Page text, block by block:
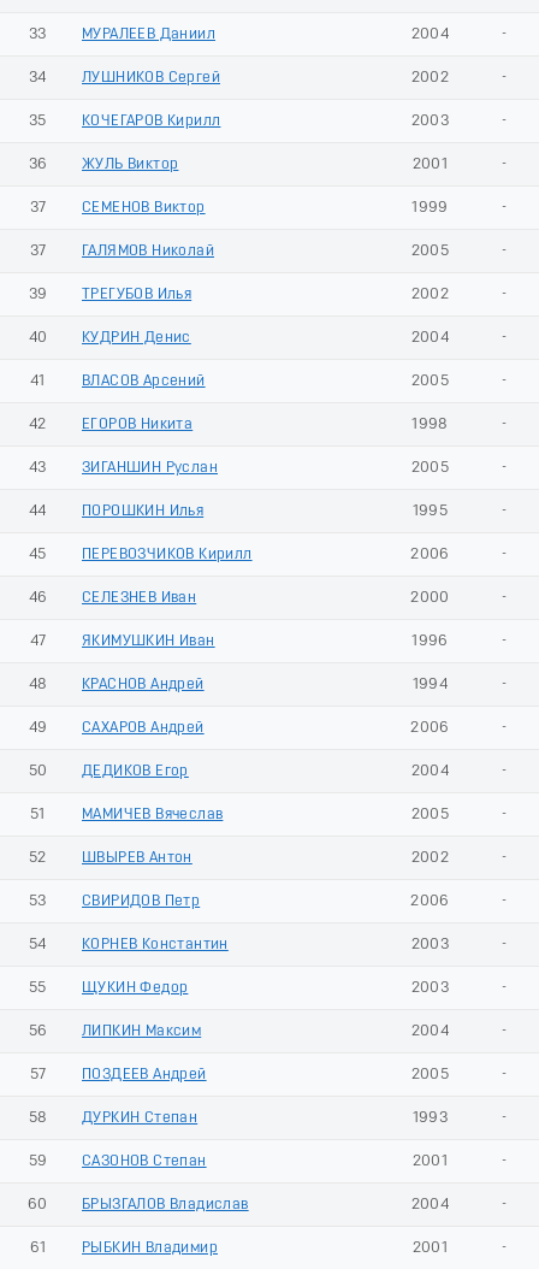
33 МУРАЛЕЕВ Даниил 2004 -
34 ЛУШНИКОВ Сергей 2002 -
35 КОЧЕГАРОВ Кирилл 2003 -
36 ЖУЛЬ Виктор 2001 -
37 СЕМЕНОВ Виктор 1999 -
37 ГАЛЯМОВ Николай 2005 -
39 ТРЕГУБОВ Илья 2002 -
40 КУДРИН Денис 2004 -
41 ВЛАСОВ Арсений 2005 -
42 ЕГОРОВ Никита 1998 -
43 ЗИГАНШИН Руслан 2005 -
44 ПОРОШКИН Илья 1995 -
45 ПЕРЕВОЗЧИКОВ Кирилл 2006 -
46 СЕЛЕЗНЕВ Иван 2000 -
47 ЯКИМУШКИН Иван 1996 -
48 КРАСНОВ Андрей 1994 -
49 САХАРОВ Андрей 2006 -
50 ДЕДИКОВ Егор 2004 -
51 МАМИЧЕВ Вячеслав 2005 -
52 ШВЫРЕВ Антон 2002 -
53 СВИРИДОВ Петр 2006 -
54 КОРНЕВ Константин 2003 -
55 ЩУКИН Федор 2003 -
56 ЛИПКИН Максим 2004 -
57 ПОЗДЕЕВ Андрей 2005 -
58 ДУРКИН Степан 1993 -
59 САЗОНОВ Степан 2001 -
60 БРЫЗГАЛОВ Владислав 2004 -
61 РЫБКИН Владимир 2001 -